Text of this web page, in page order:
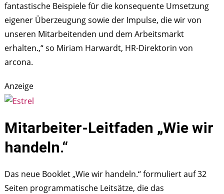
fantastische Beispiele für die konsequente Umsetzung
eigener Überzeugung sowie der Impulse, die wir von
unseren Mitarbeitenden und dem Arbeitsmarkt
erhalten.,“ so Miriam Harwardt, HR-Direktorin von
arcona.
Anzeige
Mitarbeiter-Leitfaden „Wie wir
handeln.“
Das neue Booklet „Wie wir handeln.“ formuliert auf 32
Seiten programmatische Leitsätze, die das